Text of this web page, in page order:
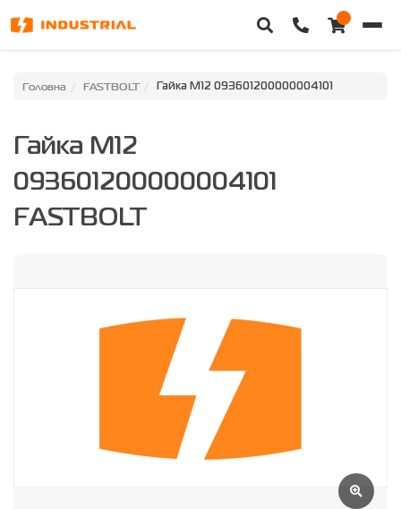
Головна
Категорії
Доставка та оплата
Головна FASTBOLT Гайка M12 093601200000004101
Гайка M12
093601200000004101
FASTBOLT